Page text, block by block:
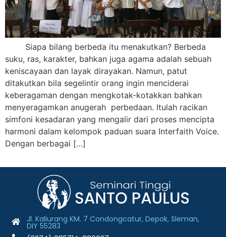
Siapa bilang berbeda itu menakutkan? Berbeda
suku, ras, karakter, bahkan juga agama adalah sebuah
keniscayaan dan layak dirayakan. Namun, patut
ditakutkan bila segelintir orang ingin menciderai
keberagaman dengan mengkotak-kotakkan bahkan
menyeragamkan anugerah perbedaan. Itulah racikan
simfoni kesadaran yang mengalir dari proses mencipta
harmoni dalam kelompok paduan suara Interfaith Voice.
Dengan berbagai […]
Jl. Kaliurang KM. 7 Condongcatur, Depok, Sleman,
DIY 55283